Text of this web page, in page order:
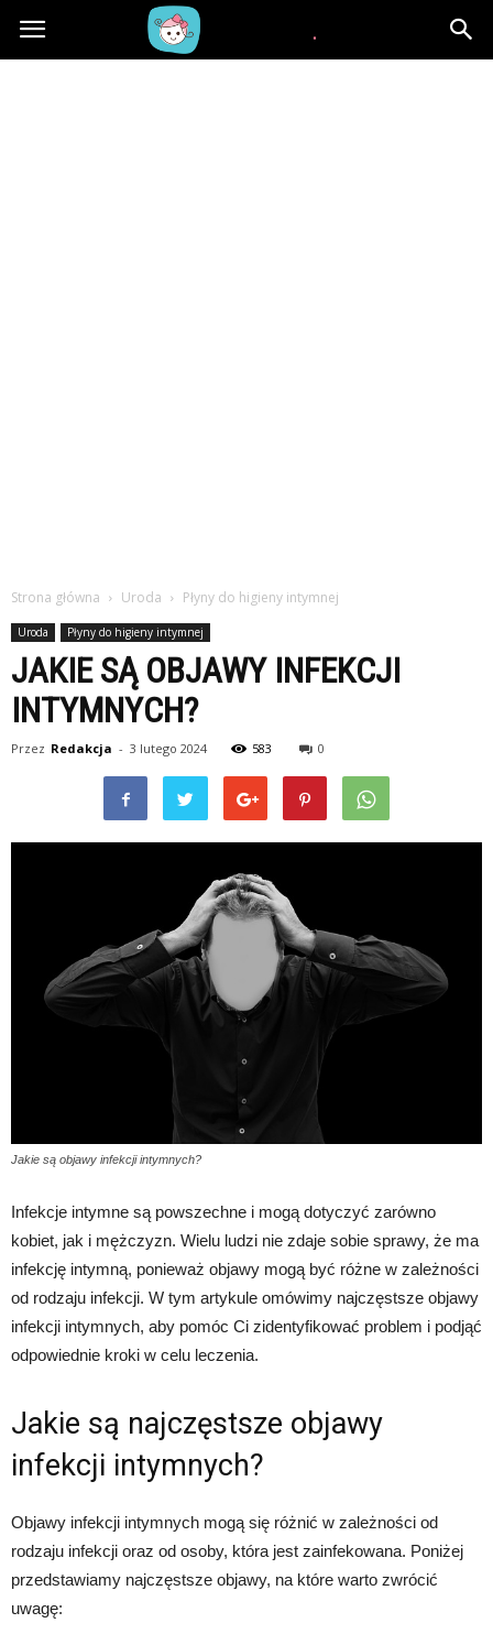
Beblaki.pl
Strona główna Uroda Płyny do higieny intymnej
Uroda Płyny do higieny intymnej
JAKIE SĄ OBJAWY INFEKCJI
INTYMNYCH?
Przez Redakcja - 3 lutego 2024 583 0
Jakie są objawy infekcji intymnych?
Infekcje intymne są powszechne i mogą dotyczyć zarówno
kobiet, jak i mężczyzn. Wielu ludzi nie zdaje sobie sprawy, że ma
infekcję intymną, ponieważ objawy mogą być różne w zależności
od rodzaju infekcji. W tym artykule omówimy najczęstsze objawy
infekcji intymnych, aby pomóc Ci zidentyfikować problem i podjąć
odpowiednie kroki w celu leczenia.
Jakie są najczęstsze objawy
infekcji intymnych?
Objawy infekcji intymnych mogą się różnić w zależności od
rodzaju infekcji oraz od osoby, która jest zainfekowana. Poniżej
przedstawiamy najczęstsze objawy, na które warto zwrócić
uwagę: